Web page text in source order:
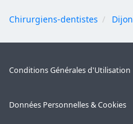
Chirurgiens-dentistes Dijon
Conditions Générales d'Utilisation
Données Personnelles & Cookies